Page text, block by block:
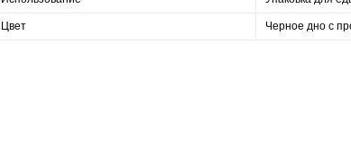
Цвет Черное дно с